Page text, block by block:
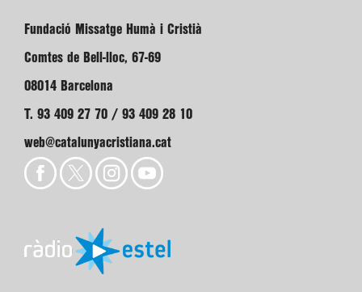
Fundació Missatge Humà i Cristià
Comtes de Bell-lloc, 67-69
08014 Barcelona
T. 93 409 27 70 / 93 409 28 10
web@catalunyacristiana.cat